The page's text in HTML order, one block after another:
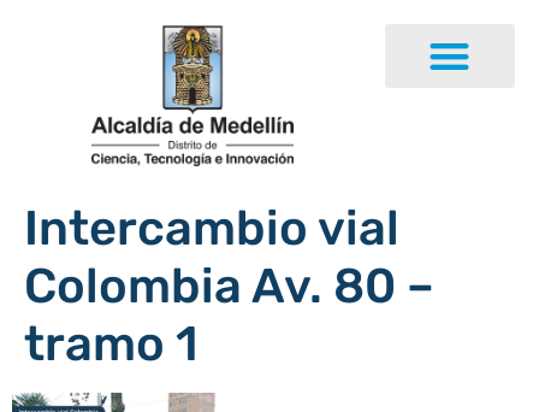
Intercambio vial
Colombia Av. 80 –
tramo 1